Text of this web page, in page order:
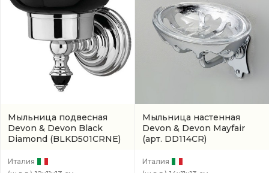
Мыльница подвесная
Devon & Devon Black
Diamond (BLKD501CRNE)
Италия
Мыльница настенная
Devon & Devon Mayfair
(арт. DD114CR)
Италия